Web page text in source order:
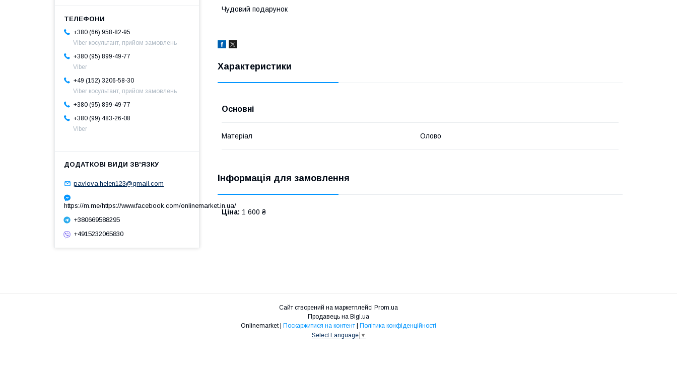
Чудовий подарунок
Характеристики
Основні
Матеріал Олово
Інформація для замовлення
Ціна: 1 600 ₴
+380 (66) 958-82-95
Viber косультант, прийом замовлень
+380 (95) 899-49-77
Viber
+49 (152) 3206-58-30
Viber косультант, прийом замовлень
+380 (95) 899-49-77
+380 (99) 483-26-08
Viber
pavlova.helen123@gmail.com
https://m.me/https://www.facebook.com/onlinemarket.in.ua/
+380669588295
+4915232065830
Сайт створений на маркетплейсі Prom.ua
Продавець на Bigl.ua
Onlinemarket | Поскаржитися на контент | Політика конфіденційності
Select Language ▼